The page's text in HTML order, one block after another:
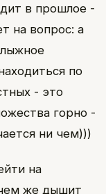
в прошлое -
на вопрос: а
по
- это
горно -
ни чем)))
на
чем же дышит